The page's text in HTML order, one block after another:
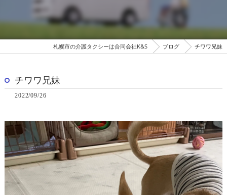
札幌市の介護タクシーは合同会社K&S ブログ チワワ兄妹
チワワ兄妹
2022/09/26